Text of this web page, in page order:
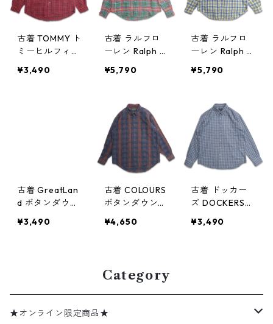
古着 TOMMY ト
ミーヒルフィガ
ンシャツ 長袖
¥3,490
古着 ラルフロ
ーレン Ralph L
ウンシャツ 長
ポイント チェ
ック 表記：XL
gd407310n
w50924
¥5,790
古着 ラルフロ
ーレン Ralph L
ウンシャツ 長
ポイント チェ
ック 表記：16
1/2 34/35 gd4
07309n w509
24
¥5,790
古着 GreatLan
d ボタンダウン
ャツ チェック
¥3,490
古着 COLOURS
ボタンダウンシ
ツ チェック 表
¥4,650
古着 ドッカー
ズ DOCKERS
ャツ 長袖シャ
¥3,490
Category
★オンライン限定商品★